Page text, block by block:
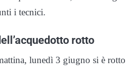
i tecnici.
rotto
lunedì 3 giugno si è